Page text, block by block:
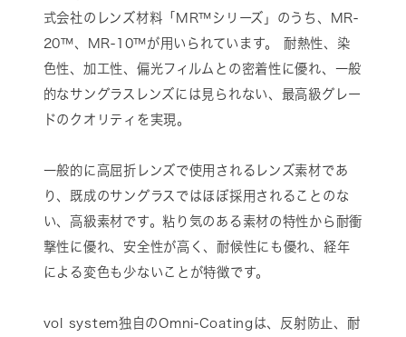
式会社のレンズ材料「MR™シリーズ」のうち、MR-
20™、MR-10™が用いられています。 耐熱性、染
色性、加工性、偏光フィルムとの密着性に優れ、一般
的なサングラスレンズには見られない、最高級グレー
ドのクオリティを実現。
一般的に高屈折レンズで使用されるレンズ素材であ
り、既成のサングラスではほぼ採用されることのな
い、高級素材です。粘り気のある素材の特性から耐衝
撃性に優れ、安全性が高く、耐候性にも優れ、経年
による変色も少ないことが特徴です。
vol system独自のOmni-Coatingは、反射防止、耐